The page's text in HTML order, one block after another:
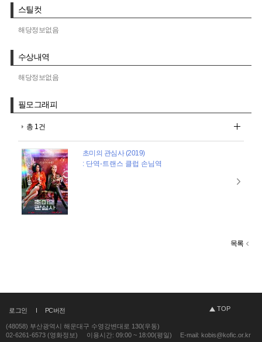
스틸컷
해당정보없음
수상내역
해당정보없음
필모그래피
총 1건
초미의 관심사 (2019)
: 단역-트랜스 클럽 손님역
목록
로그인 PC버전 TOP
(48058) 부산광역시 해운대구 수영강변대로 130(우동)
02-6261-6573 (영화정보)
이용시간: 09:00 ~ 18:00(평일) E-mail: kobis@kofic.or.kr